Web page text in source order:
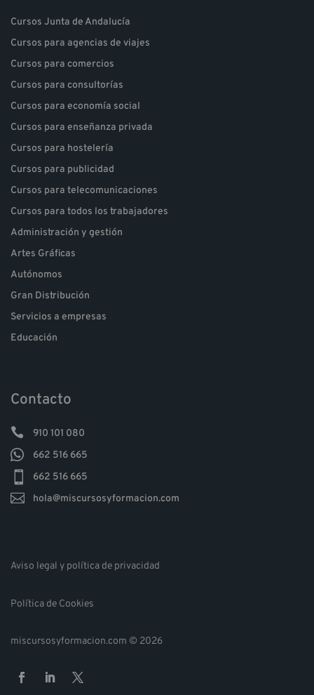
Cursos Junta de Andalucía
Cursos para agencias de viajes
Cursos para comercios
Cursos para consultorías
Cursos para economía social
Cursos para enseñanza privada
Cursos para hostelería
Cursos para publicidad
Cursos para telecomunicaciones
Cursos para todos los trabajadores
Administración y gestión
Artes Gráficas
Autónomos
Gran Distribución
Servicios a empresas
Educación
Contacto
 910 101 080
 662 516 665
 662 516 665
 hola@miscursosyformacion.com
Aviso legal y política de privacidad
Política de Cookies
miscursosyformacion.com © 2026